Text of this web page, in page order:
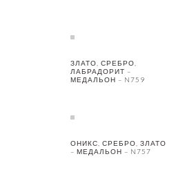
ЗЛАТО, СРЕБРО,
ЛАБРАДОРИТ –
МЕДАЛЬОН – N759
ОНИКС, СРЕБРО, ЗЛАТО
– МЕДАЛЬОН – N757